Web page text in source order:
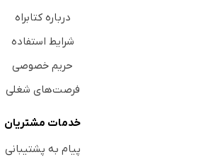
درباره کتابراه
شرایط استفاده
حریم خصوصی
فرصت‌های شغلی
خدمات مشتریان
پیام به پشتیبانی